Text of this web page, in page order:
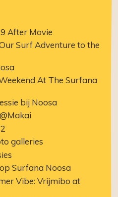
After Movie
Surf Adventure to the
At The Surfana
bij Noosa
galleries
Surfana Noosa
Vibe: Vrijmibo at